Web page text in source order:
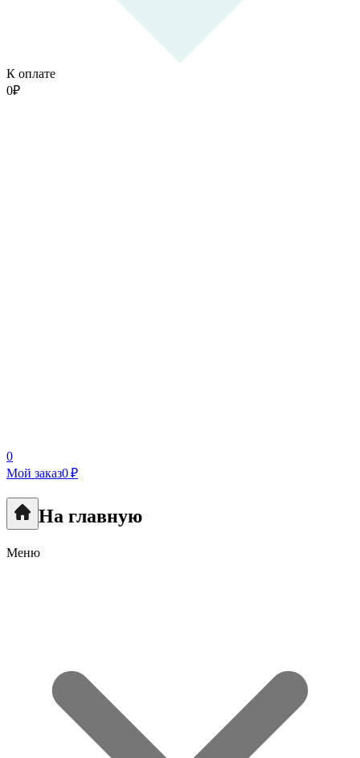
К оплате
0₽
0
Мой заказ0 ₽
На главную
Меню